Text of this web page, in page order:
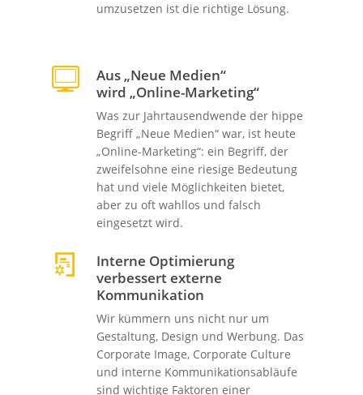
umzusetzen ist die richtige Lösung.
Aus „Neue Medien“
wird „Online-Marketing“
Was zur Jahrtausendwende der hippe
Begriff „Neue Medien“ war, ist heute
„Online-Marketing“: ein Begriff, der
zweifelsohne eine riesige Bedeutung
hat und viele Möglichkeiten bietet,
aber zu oft wahllos und falsch
eingesetzt wird.
Interne Optimierung
verbessert externe
Kommunikation
Wir kümmern uns nicht nur um
Gestaltung, Design und Werbung. Das
Corporate Image, Corporate Culture
und interne Kommunikationsabläufe
sind wichtige Faktoren einer